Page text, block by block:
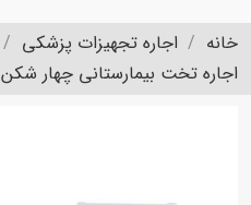
خانه
اجاره تجهیزات پزشکی
اجاره تخت بیمارستانی چهار شکن